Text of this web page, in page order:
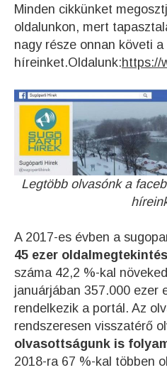
Minden cikkünket
oldalunkon, mert
nagy része onnan követi a
híreinket.Oldalunk:https://
Legtöbb olvasónk a
A 2017-es évben a
45 ezer
száma 42,2 %-kal
januárjában 357.000 ezer
rendelkezik a portál. Az
rendszeresen visszatérő
olvasottságunk is
2018-ra 67 %-kal többen